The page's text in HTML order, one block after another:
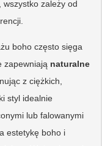
zależy od
boho często sięga
zapewniają naturalne
z ciężkich,
styl idealnie
lub falowanymi
estetykę boho i